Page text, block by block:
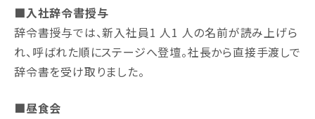
■⼊社辞令書授与
辞令書授与では、新⼊社員1 人1 人の名前が読み上げら
れ、呼ばれた順にステージへ登壇。社⻑から直接手渡しで
辞令書を受け取りました。
■昼食会